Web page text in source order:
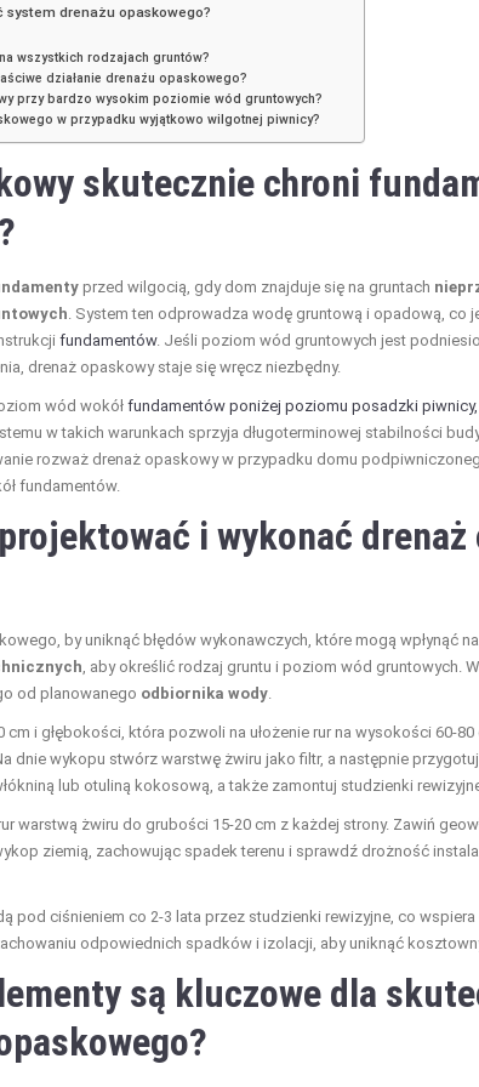
system drenażu opaskowego?
wszystkich rodzajach gruntów?
działanie drenażu opaskowego?
przy bardzo wysokim poziomie wód gruntowych?
w przypadku wyjątkowo wilgotnej piwnicy?
skutecznie chroni
przed wilgocią, gdy dom znajduje się na gruntach
. System ten odprowadza wodę gruntową i opadową, co
fundamentów. Jeśli poziom wód gruntowych jest
drenaż opaskowy staje się wręcz niezbędny.
wód wokół fundamentów poniżej poziomu posadzki
w takich warunkach sprzyja długoterminowej stabilności
rozważ drenaż opaskowy w przypadku domu
fundamentów.
i wykonać drenaż
by uniknąć błędów wykonawczych, które mogą wpłynąć
, aby określić rodzaj gruntu i poziom wód gruntowych.
od planowanego odbiornika wody.
i głębokości, która pozwoli na ułożenie rur na wysokości 60-
dnie wykopu stwórz warstwę żwiru jako filtr, a następnie
lub otuliną kokosową, a także zamontuj studzienki
warstwą żwiru do grubości 15-20 cm z każdej strony. Zawiń
ziemią, zachowując spadek terenu i sprawdź drożność
pod ciśnieniem co 2-3 lata przez studzienki rewizyjne, co
odpowiednich spadków i izolacji, aby uniknąć
są kluczowe dla